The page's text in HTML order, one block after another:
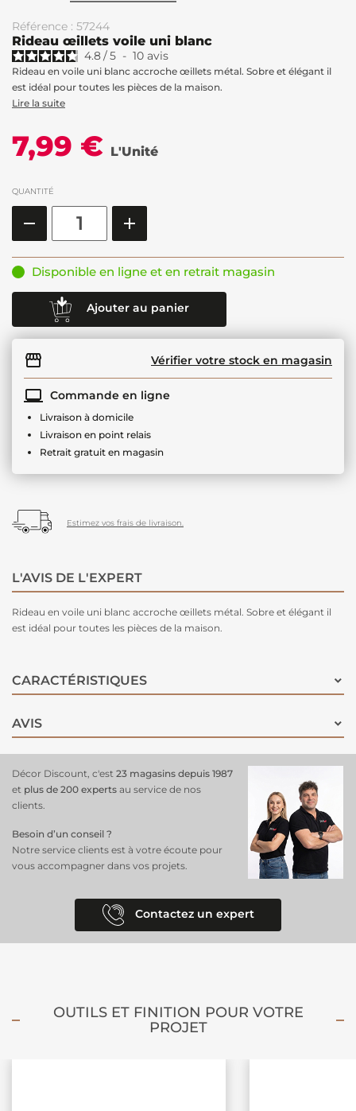
Référence : 57244
Rideau œillets voile uni blanc
4.8/5 - 10 avis
Rideau en voile uni blanc accroche œillets métal. Sobre et élégant il
est idéal pour toutes les pièces de la maison.
Lire la suite
7,99 € L'Unité
QUANTITÉ
Disponible en ligne et en retrait magasin
Ajouter au panier
Vérifier votre stock en magasin
Commande en ligne
Livraison à domicile
Livraison en point relais
Retrait gratuit en magasin
Estimez vos frais de livraison.
L'AVIS DE L'EXPERT
Rideau en voile uni blanc accroche œillets métal. Sobre et élégant il
est idéal pour toutes les pièces de la maison.
CARACTÉRISTIQUES
AVIS
Décor Discount, c'est 23 magasins depuis 1987
et plus de 200 experts au service de nos
clients.
Besoin d’un conseil ?
Notre service clients est à votre écoute pour
vous accompagner dans vos projets.
Contactez un expert
OUTILS ET FINITION POUR VOTRE
PROJET